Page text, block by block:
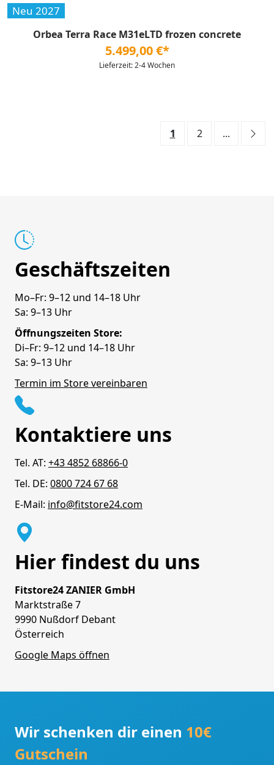
Neu 2027
Orbea Terra Race M31eLTD frozen concrete
5.499,00 €*
Lieferzeit: 2-4 Wochen
1 2 ...
Geschäftszeiten
Mo–Fr: 9–12 und 14–18 Uhr
Sa: 9–13 Uhr
Öffnungszeiten Store:
Di–Fr: 9–12 und 14–18 Uhr
Sa: 9–13 Uhr
Termin im Store vereinbaren
Kontaktiere uns
Tel. AT: +43 4852 68866-0
Tel. DE: 0800 724 67 68
E-Mail: info@fitstore24.com
Hier findest du uns
Fitstore24 ZANIER GmbH
Marktstraße 7
9990 Nußdorf Debant
Österreich
Google Maps öffnen
Wir schenken dir einen 10€
Gutschein